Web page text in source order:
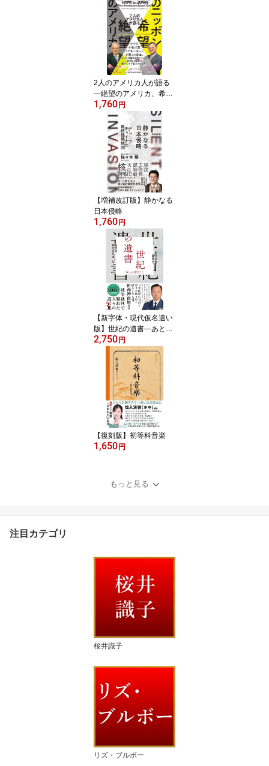
2人のアメリカ人が語る
―絶望のアメリカ、希望
のニッポン
1,760 円
【増補改訂版】静かなる
日本侵略
1,760 円
【新字体・現代仮名遣い
版】世紀の遺書―あとは
頼むぞ
2,750 円
【復刻版】初等科音楽
1,650 円
もっと見る
注目カテゴリ
桜井識子
リズ・ブルボー